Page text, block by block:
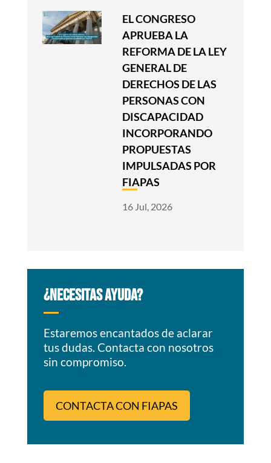
EL CONGRESO
APRUEBA LA
REFORMA DE LA LEY
GENERAL DE
DERECHOS DE LAS
PERSONAS CON
DISCAPACIDAD
INCORPORANDO
PROPUESTAS
IMPULSADAS POR
FIAPAS
16 Jul, 2026
¿NECESITAS AYUDA?
Estaremos encantados de aclarar
tus dudas. Contacta con nosotros
sin compromiso.
CONTACTA CON FIAPAS